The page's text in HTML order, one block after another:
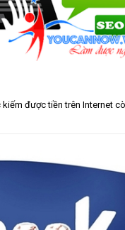
được tiền trên Internet